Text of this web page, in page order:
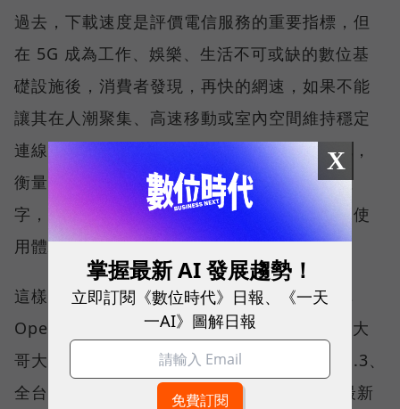
過去，下載速度是評價電信服務的重要指標，但
在 5G 成為工作、娛樂、生活不可或缺的數位基
礎設施後，消費者發現，再快的網速，如果不能
讓其在人潮聚集、高速移動或室內空間維持穩定
連線，即無法轉換成好的使用體驗，也因如此，
衡量「好網路」的標準，也逐漸從追求測速數
字，轉向任何時間、任何地點都能穩定連線的使
用體驗。
這樣的轉變，也反映在國際權威網路分析機構
Opensignal 公布的評比結果。今年初，台灣大
哥大不僅率先奪下「 4G／5G 在線率全球 No.3、
全台 No.1 」國際級榮譽，在 Opensignal 最新
X
掌握最新 AI 發展趨勢！
立即訂閱《數位時代》日報、《一天
一AI》圖解日報